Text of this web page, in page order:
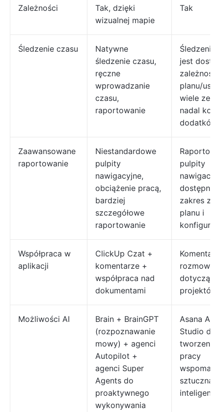
Zależności
Tak, dzięki
wizualnej mapie
Tak
Śledzenie czasu
Natywne
śledzenie czasu,
ręczne
wprowadzanie
czasu,
raportowanie
Śledzenie
jest
planu/
wiele
nadal
dodatków.
Zaawansowane
raportowanie
Niestandardowe
pulpity
nawigacyjne,
obciążenie pracą,
bardziej
szczegółowe
raportowanie
pulpity
dostępne;
zakres
planu i
Współpraca w
aplikacji
ClickUp Czat +
komentarze +
współpraca nad
dokumentami
rozmowy
dotyczące
projektów
Możliwości AI
Brain + BrainGPT
(rozpoznawanie
mowy) + agenci
Autopilot +
agenci Super
Agents do
proaktywnego
wykonywania
Asana AI
Studio do
tworzenia
pracy
sztuczną